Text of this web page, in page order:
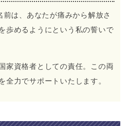
前は、あなたが痛みから解放さ
歩めるようにという私の誓いで
家資格者としての責任。この両
全力でサポートいたします。